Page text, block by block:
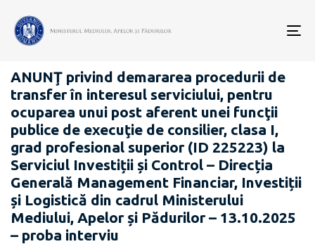
CARIERĂ
ANUNŢ privind demararea procedurii de
transfer în interesul serviciului, pentru
ocuparea unui post aferent unei funcţii
publice de execuţie de consilier, clasa I,
grad profesional superior (ID 225223) la
Serviciul Investiții și Control – Direcția
Generală Management Financiar, Investiții
și Logistică din cadrul Ministerului
Mediului, Apelor și Pădurilor – 13.10.2025
– proba interviu
publicării: